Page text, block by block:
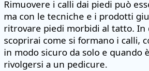
Rimuovere i calli dai piedi può
ma con le tecniche e i prodotti
ritrovare piedi morbidi al tatto. In
scoprirai come si formano i calli,
in modo sicuro da solo e quando
rivolgersi a un pedicure.